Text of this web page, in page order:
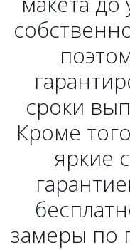
сроки
Кроме
яркие